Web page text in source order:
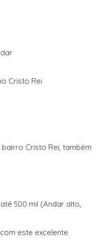
Cristo Rei
Cristo Rei, também
500 mil (Andar alto,
este excelente